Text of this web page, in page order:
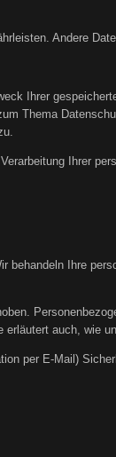
Andere
Ihrer
Thema
Ihrer
Ihre
auch, wie
per E-Mail)